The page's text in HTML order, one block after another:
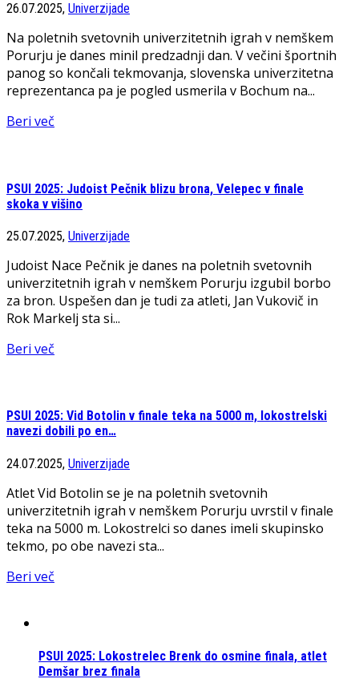
26.07.2025, Univerzijade
Na poletnih svetovnih univerzitetnih igrah v nemškem
Porurju je danes minil predzadnji dan. V večini športnih
panog so končali tekmovanja, slovenska univerzitetna
reprezentanca pa je pogled usmerila v Bochum na...
Beri več
PSUI 2025: Judoist Pečnik blizu brona, Velepec v finale
skoka v višino
25.07.2025, Univerzijade
Judoist Nace Pečnik je danes na poletnih svetovnih
univerzitetnih igrah v nemškem Porurju izgubil borbo
za bron. Uspešen dan je tudi za atleti, Jan Vukovič in
Rok Markelj sta si...
Beri več
PSUI 2025: Vid Botolin v finale teka na 5000 m, lokostrelski
navezi dobili po en…
24.07.2025, Univerzijade
Atlet Vid Botolin se je na poletnih svetovnih
univerzitetnih igrah v nemškem Porurju uvrstil v finale
teka na 5000 m. Lokostrelci so danes imeli skupinsko
tekmo, po obe navezi sta...
Beri več
PSUI 2025: Lokostrelec Brenk do osmine finala, atlet
Demšar brez finala